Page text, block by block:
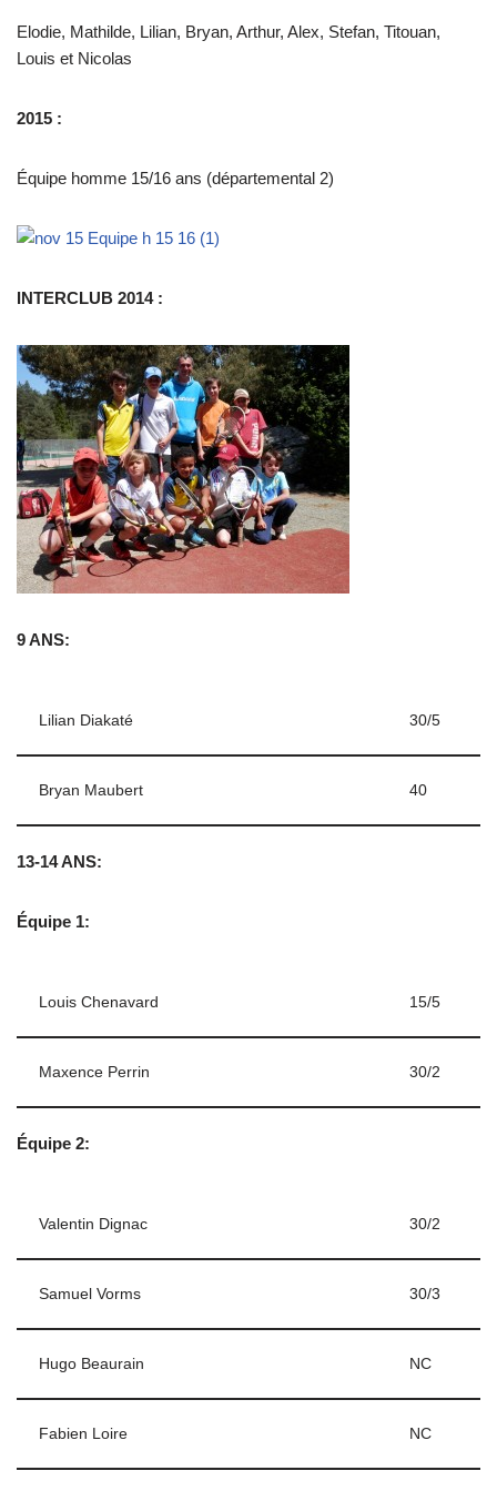
Elodie, Mathilde, Lilian, Bryan, Arthur, Alex, Stefan, Titouan,
Louis et Nicolas
2015 :
Équipe homme 15/16 ans (départemental 2)
INTERCLUB 2014 :
9 ANS:
Lilian Diakaté 30/5
Bryan Maubert 40
13-14 ANS:
Équipe 1:
Louis Chenavard 15/5
Maxence Perrin 30/2
Équipe 2:
Valentin Dignac 30/2
Samuel Vorms 30/3
Hugo Beaurain NC
Fabien Loire NC